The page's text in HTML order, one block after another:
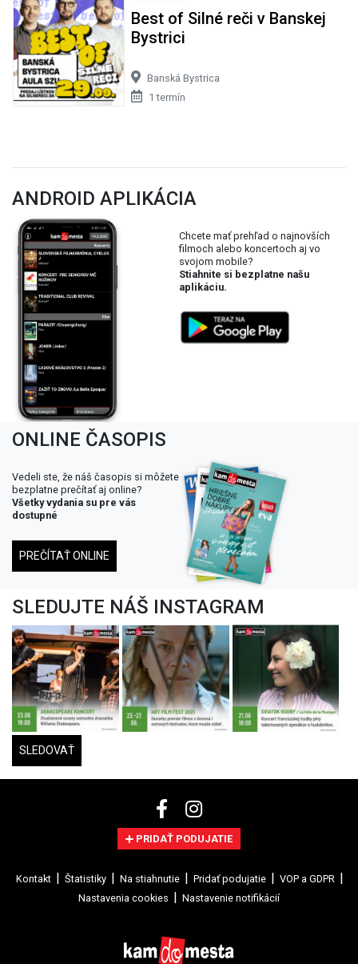
Best of Silné reči v Banskej
Bystrici
Banská Bystrica
1 termín
ANDROID APLIKÁCIA
Chcete mať prehľad o najnovších
filmoch alebo koncertoch aj vo
svojom mobile?
Stiahnite si bezplatne našu
aplikáciu.
ONLINE ČASOPIS
Vedeli ste, že náš časopis si môžete
bezplatne prečítať aj online?
Všetky vydania su pre vás
dostupné
PREČÍTAŤ ONLINE
SLEDUJTE NÁŠ INSTAGRAM
SLEDOVAŤ
PRIDAŤ PODUJATIE
Kontakt Štatistiky Na stiahnutie Pridať podujatie
VOP a GDPR
Nastavenia cookies
Nastavenie notifikácií